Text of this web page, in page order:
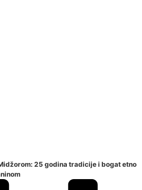
25 godina tradicije i bogat etno